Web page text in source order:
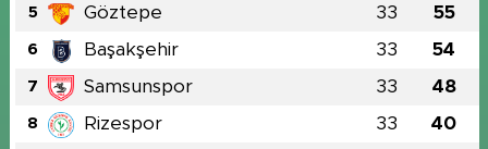
5 Göztepe 33 55
6 Başakşehir 33 54
7 Samsunspor 33 48
8 Rizespor 33 40